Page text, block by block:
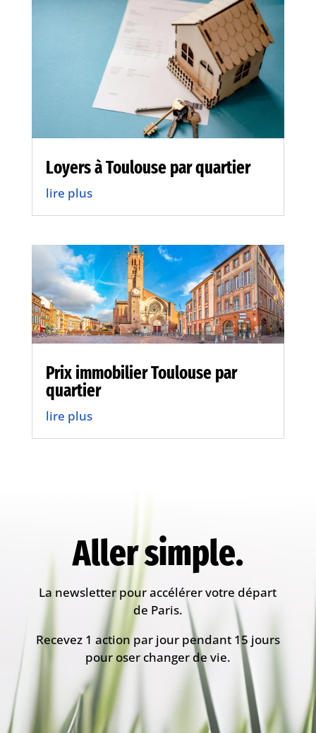
Loyers à Toulouse par quartier
lire plus
Prix immobilier Toulouse par
quartier
lire plus
Aller simple.
La newsletter pour accélérer votre départ
de Paris.
Recevez 1 action par jour pendant 15 jours
pour oser changer de vie.